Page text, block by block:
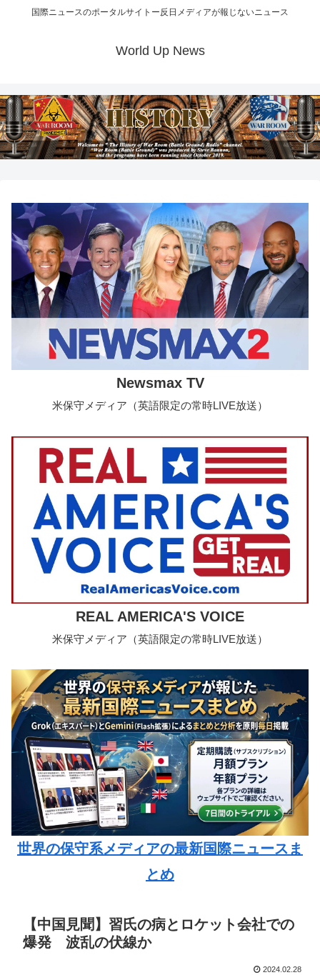
国際ニュースのポータルサイトー反日メディアが報じないニュース
World Up News
Newsmax TV
米保守メディア（英語限定の常時LIVE放送）
REAL AMERICA'S VOICE
米保守メディア（英語限定の常時LIVE放送）
世界の保守系メディアの最新国際ニュースま
とめ
【中国見聞】習氏の病とロケット会社での
爆発 波乱の伏線か
2024.02.28